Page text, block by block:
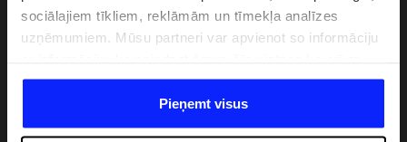
sociālajiem tīkliem, reklāmām un tīmekļa analīzes
uzņēmumiem. Mūsu partneri var apvienot so informāciju
datiem, ko viņi iegūst, izmantojot viņu pakalpojumus. Ar
Jūsu atļauju, mēs varam pārsūtīt Jūsu personas datus
saviem partneriem, lai uzlabotu veidu, kadā tiek rādīta
Pieņemt visus